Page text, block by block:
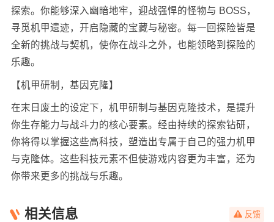
探索。你能够深入幽暗地牢，迎战强悍的怪物与 BOSS，
寻觅机甲遗迹，开启隐藏的宝藏与秘密。每一回探险皆是
全新的挑战与契机，使你在战斗之外，也能领略到探险的
乐趣。
【机甲研制，基因克隆】
在末日废土的设定下，机甲研制与基因克隆技术，是提升
你生存能力与战斗力的核心要素。经由持续的探索钻研，
你将得以掌握这些高科技，塑造出专属于自己的强力机甲
与克隆体。这些科技元素不但使游戏内容更为丰富，还为
你带来更多的挑战与乐趣。
相关信息 反馈